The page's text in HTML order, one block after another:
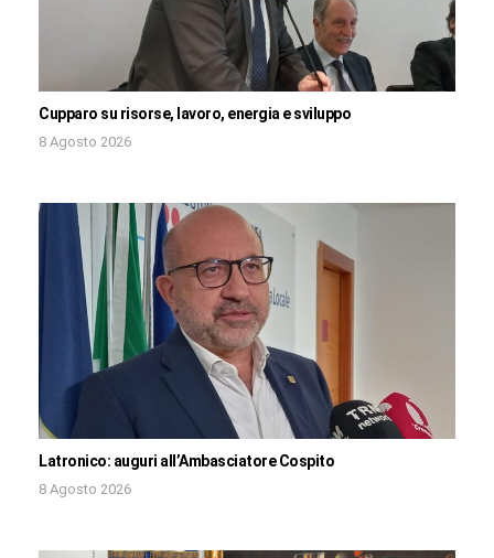
Cupparo su risorse, lavoro, energia e sviluppo
8 Agosto 2026
Latronico: auguri all’Ambasciatore Cospito
8 Agosto 2026